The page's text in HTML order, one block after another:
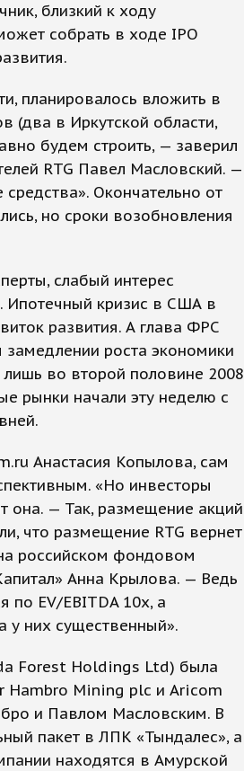
близкий к ходу
собрать в ходе IPO
планировалось вложить в
(два в Иркутской области,
будем строить, — заверил
RTG Павел Масловский. —
Окончательно от
но сроки возобновления
слабый интерес
Ипотечный кризис в США в
развития. А глава ФРС
роста экономики
во второй половине 2008
рынки начали эту неделю с
Анастасия Копылова, сам
«Но инвесторы
она. — Так, размещение акций
что размещение RTG вернет
российском фондовом
Анна Крылова. — Ведь
по EV/EBITDA 10х, а
у них существенный».
Forest Holdings Ltd) была
Hambro Mining plc и Aricom
и Павлом Масловским. В
пакет в ЛПК «Тындалес», а
находятся в Амурской